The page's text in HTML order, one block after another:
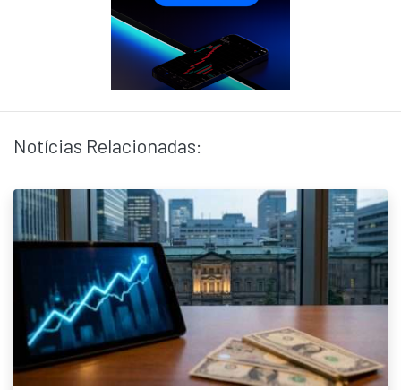
Notícias Relacionadas: